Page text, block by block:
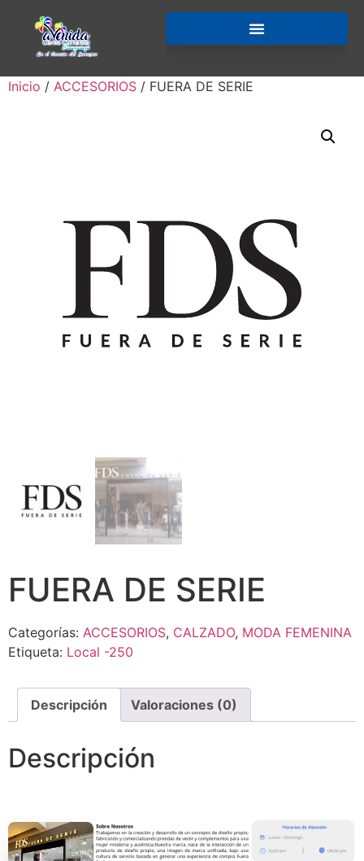
Inicio / ACCESORIOS / FUERA DE SERIE
FUERA DE SERIE
Categorías: ACCESORIOS, CALZADO, MODA FEMENINA
Etiqueta: Local -250
Descripción Valoraciones (0)
Descripción